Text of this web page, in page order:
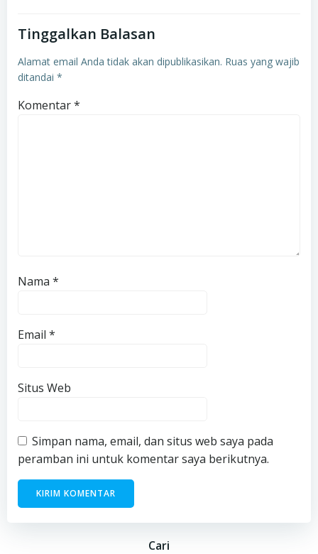
Tinggalkan Balasan
Alamat email Anda tidak akan dipublikasikan. Ruas yang wajib
ditandai *
Komentar*
Nama *
Email *
Situs Web
Simpan nama, email, dan situs web saya pada
peramban ini untuk komentar saya berikutnya.
Cari